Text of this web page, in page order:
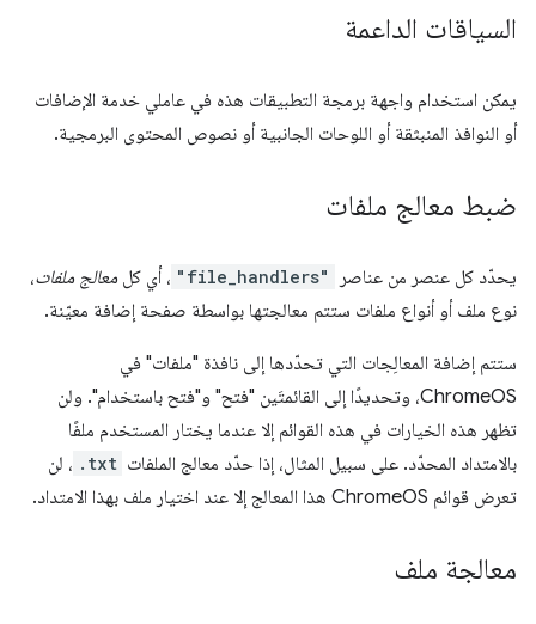
السياقات الداعمة
يمكن استخدام واجهة برمجة التطبيقات هذه في عاملي خدمة الإضافات
أو النوافذ المنبثقة أو اللوحات الجانبية أو نصوص المحتوى البرمجية.
ضبط معالج ملفات
يحدّد كل عنصر من عناصر "file_handlers" ، أي كل معالج ملفات،
نوع ملف أو أنواع ملفات ستتم معالجتها بواسطة صفحة إضافة معيّنة.
ستتم إضافة المعالِجات التي تحدّدها إلى نافذة "ملفات" في
ChromeOS، وتحديدًا إلى القائمتَين "فتح" و"فتح باستخدام". ولن
تظهر هذه الخيارات في هذه القوائم إلا عندما يختار المستخدم ملفًا
بالامتداد المحدّد. على سبيل المثال، إذا حدّد معالج الملفات .txt ، لن
تعرض قوائم ChromeOS هذا المعالج إلا عند اختيار ملف بهذا الامتداد.
معالجة ملف